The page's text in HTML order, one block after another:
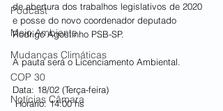
Podcast
Meio Ambiente
Mudanças Climáticas
COP 30
Notícias Câmara
de abertura dos trabalhos legislativos de 2020
e posse do novo coordenador deputado
Rodrigo Agostinho PSB-SP.
A pauta será o Licenciamento Ambiental.
Data: 18/02 (Terça-feira)
Horário: 14:00 hs